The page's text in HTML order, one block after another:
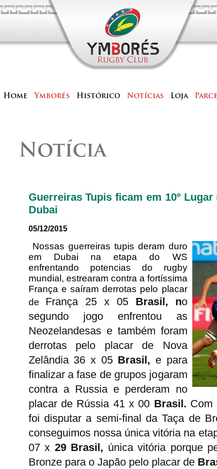
Home Ymborés Histórico Notícias Loja
Notícia
Guerreiras Tupis ficam em 10º
Dubai
05/12/2015
Nossas guerreiras tupis deram duro
em Dubai na etapa do WS
enfrentando potencias do rugby
mundial, estrearam contra a fortíssima
França e saíram derrotas pelo placar
de França 25 x 05 Brasil, no
segundo jogo enfrentou as
Neozelandesas e também foram
derrotas pelo placar de
Nova
Zelândia 36 x 05 Brasil, e para
finalizar a fase de grupos jogaram
contra a Russia e perderam no
placar de Rússia 41 x 00 Brasil. Com
foi disputar a semi-final da Taça de
conseguimos nossa única vitória na
07 x 29 Brasil, única vitória porque
Bronze para o Japão pelo placar de